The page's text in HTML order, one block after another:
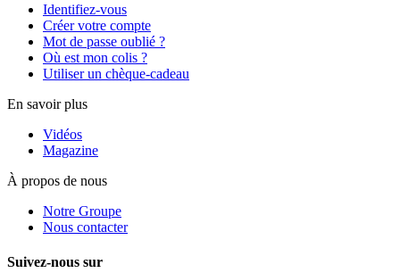
Identifiez-vous
Créer votre compte
Mot de passe oublié ?
Où est mon colis ?
Utiliser un chèque-cadeau
En savoir plus
Vidéos
Magazine
À propos de nous
Notre Groupe
Nous contacter
Suivez-nous sur